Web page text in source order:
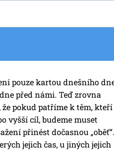
pouze kartou dnešního
před námi. Teď zrovna
že pokud patříme k těm, kteří
vyšší cíl, budeme muset
přinést dočasnou „oběť“.
jejich čas, u jiných jejich